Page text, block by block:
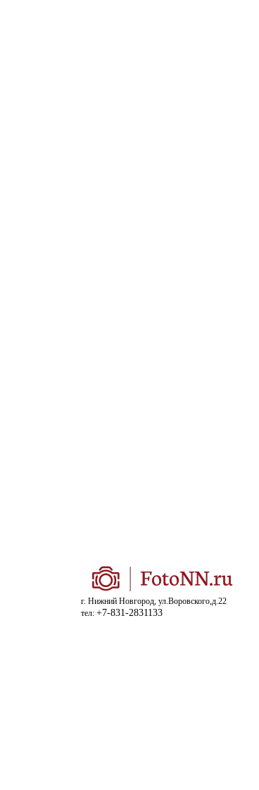
г. Нижний Новгород, ул.Воровского,д.22
тел: +7-831-2831133